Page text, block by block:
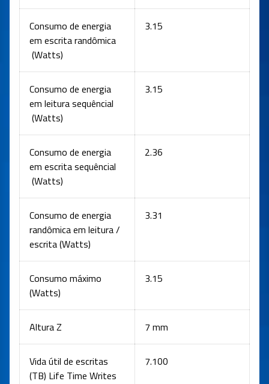
Consumo de energia
em escrita randômica
(Watts)
3.15
Consumo de energia
em leitura sequêncial
(Watts)
3.15
Consumo de energia
em escrita sequêncial
(Watts)
2.36
Consumo de energia
randômica em leitura /
escrita (Watts)
3.31
Consumo máximo
(Watts)
3.15
Altura Z 7 mm
Vida útil de escritas
(TB) Life Time Writes
7.100